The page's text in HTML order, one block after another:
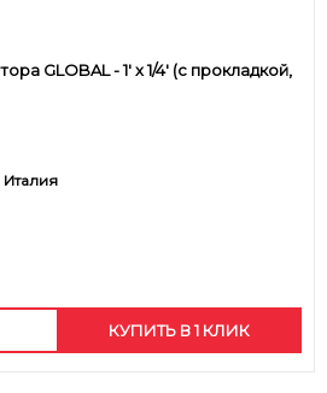
GLOBAL - 1' x 1/4' (с прокладкой,
Италия
КУПИТЬ В 1 КЛИК